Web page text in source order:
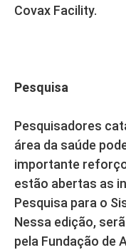
Covax Facility.
Pesquisa
Pesquisadores
área da saúde
importante
estão abertas as
Pesquisa para o
Nessa edição,
pela Fundação de